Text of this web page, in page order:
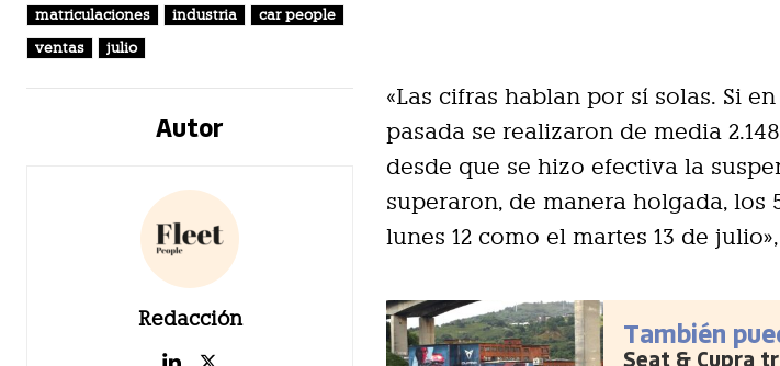
matriculaciones industria
car people
ventas
julio
Autor
Redacción
«Las cifras hablan por sí solas. Si
pasada se realizaron de media
desde que se hizo efectiva la
superaron, de manera holgada, los
lunes 12 como el martes 13 de
También
Seat & Cupra